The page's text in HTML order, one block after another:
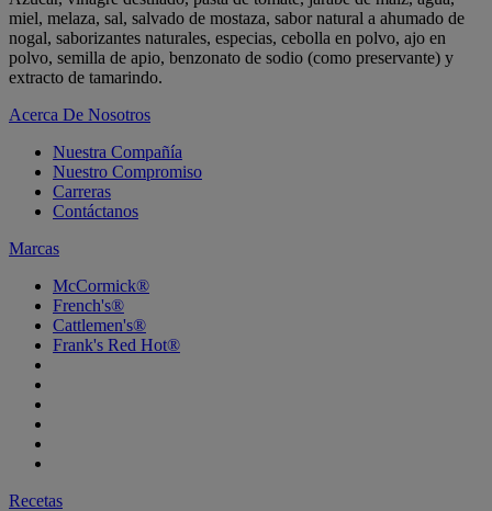
miel, melaza, sal, salvado de mostaza, sabor natural a ahumado de
nogal, saborizantes naturales, especias, cebolla en polvo, ajo en
polvo, semilla de apio, benzonato de sodio (como preservante) y
extracto de tamarindo.
Acerca De Nosotros
Nuestra Compañía
Nuestro Compromiso
Carreras
Contáctanos
Marcas
McCormick®
French's®
Cattlemen's®
Frank's Red Hot®
Recetas